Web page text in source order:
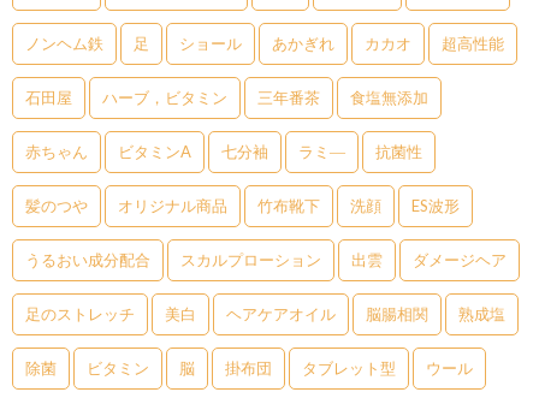
ノンヘム鉄 足 ショール あかぎれ カカオ 超高性能
石田屋 ハーブ，ビタミン 三年番茶 食塩無添加
赤ちゃん ビタミンA 七分袖 ラミ― 抗菌性
髪のつや オリジナル商品 竹布靴下 洗顔 ES波形
うるおい成分配合 スカルプローション 出雲 ダメージヘア
足のストレッチ 美白 ヘアケアオイル 脳腸相関 熟成塩
除菌 ビタミン 脳 掛布団 タブレット型 ウール